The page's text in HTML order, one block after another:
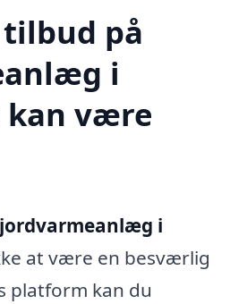
tilbud på
i
kan være
jordvarmeanlæg i
at være en besværlig
platform kan du